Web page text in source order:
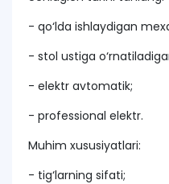
- qo‘lda ishlaydigan
- stol ustiga
- elektr avtomatik;
- professional elektr.
Muhim xususiyatlari:
- tig‘larning sifati;